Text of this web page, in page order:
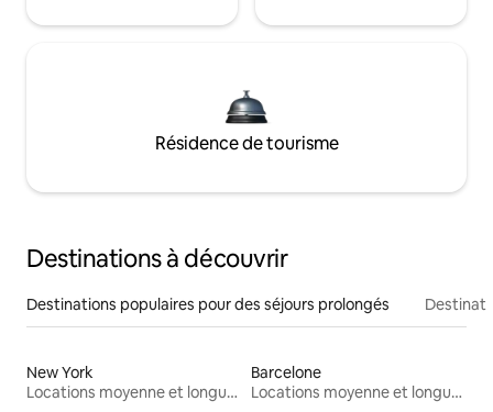
Résidence de tourisme
Destinations à découvrir
Destinations populaires pour des séjours prolongés
New York
Locations moyenne et longue durée
Barcelone
Locations moyenne et longue durée